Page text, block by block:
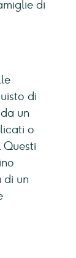
di
di
un
o
di un